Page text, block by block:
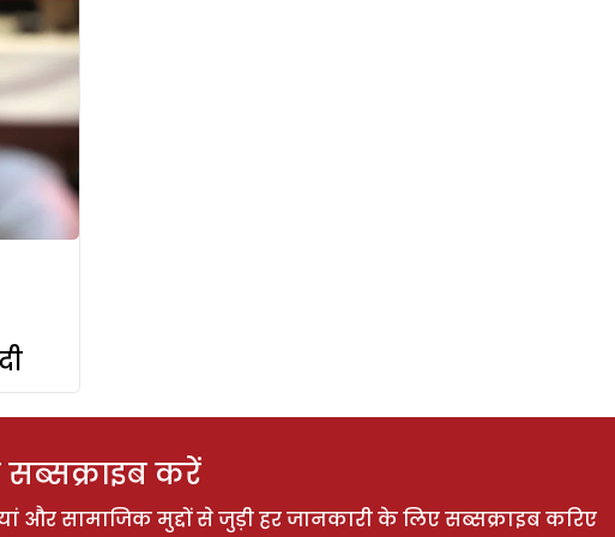
सब्सक्राइब करें
और सामाजिक मुद्दों से जुड़ी हर जानकारी के लिए सब्सक्राइब करिए